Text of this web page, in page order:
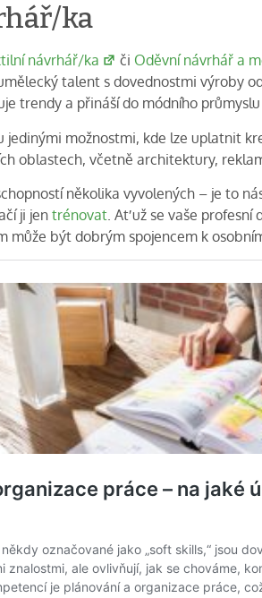
ka
návrhář/ka či Oděvní návrhář a
talent s dovednostmi výroby
trendy a přináší do módního
jedinými možnostmi, kde lze uplatnit
oblastech, včetně architektury,
několika vyvolených – je to
ji jen trénovat. Ať už se vaše
může být dobrým spojencem k